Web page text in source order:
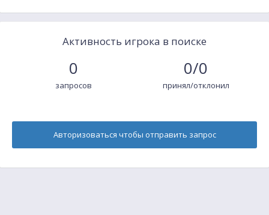
Активность игрока в поиске
0
запросов
0/0
принял/отклонил
Авторизоваться чтобы отправить запрос